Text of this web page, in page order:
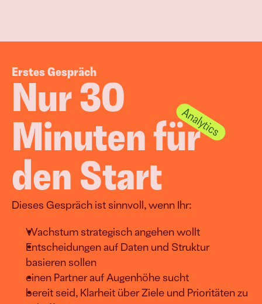
Erstes Gespräch
Nur 30
Minuten für
den Start
Dieses Gespräch ist sinnvoll, wenn Ihr:
Wachstum strategisch angehen wollt
Entscheidungen auf Daten und Struktur
basieren sollen
einen Partner auf Augenhöhe sucht
bereit seid, Klarheit über Ziele und Prioritäten zu